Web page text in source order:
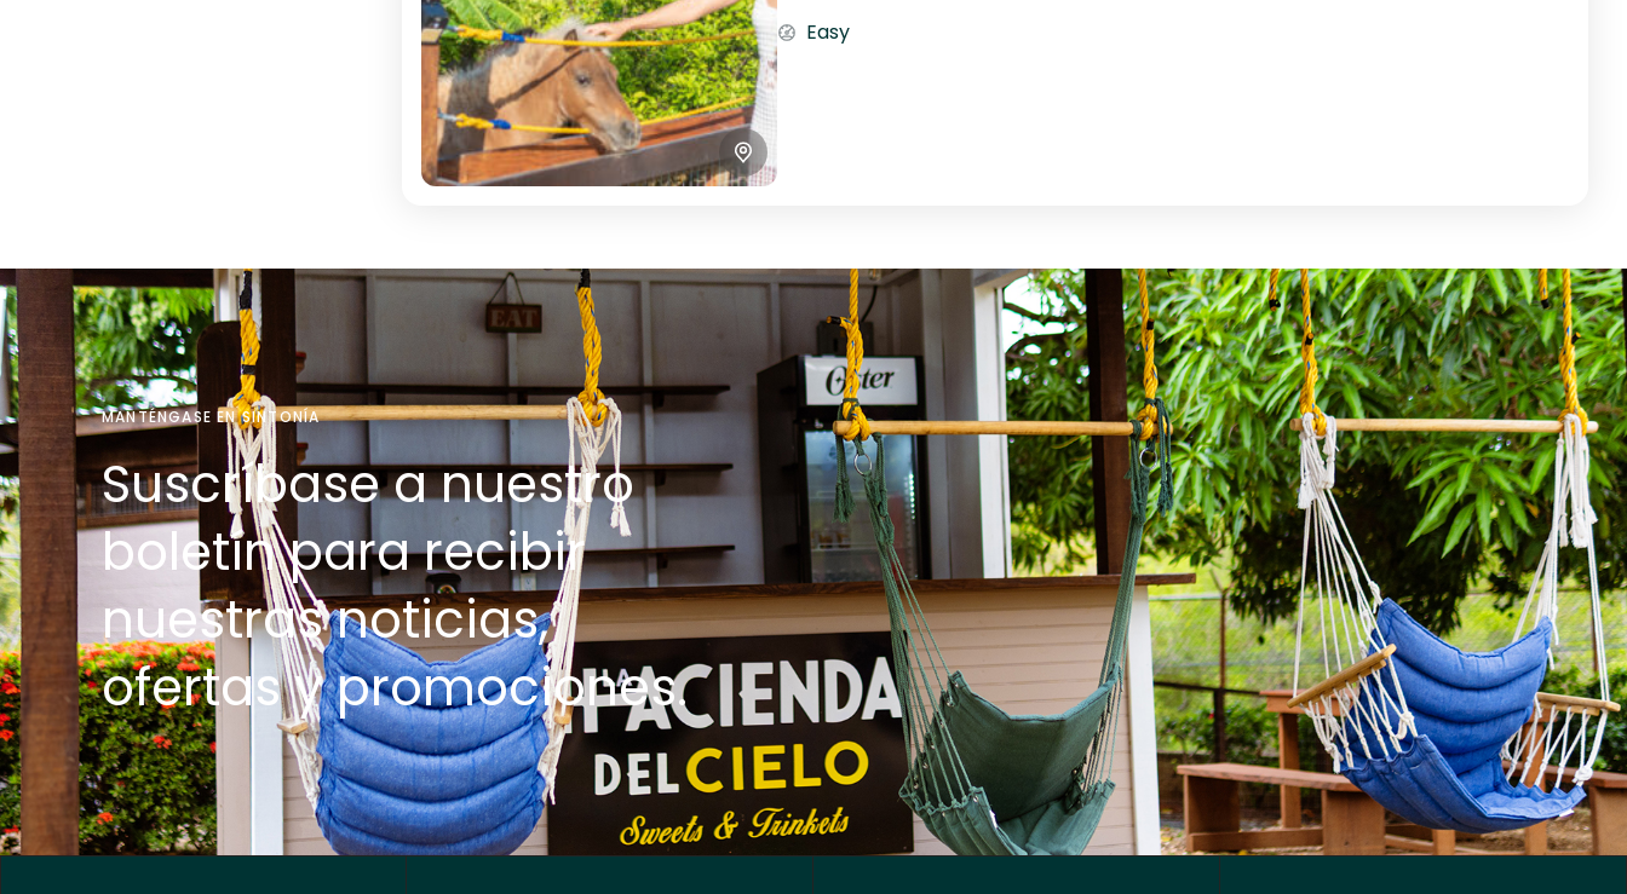
Easy
MANTÉNGASE EN SINTONÍA
Suscríbase a nuestro
boletín para recibir
nuestras noticias,
ofertas y promociones.